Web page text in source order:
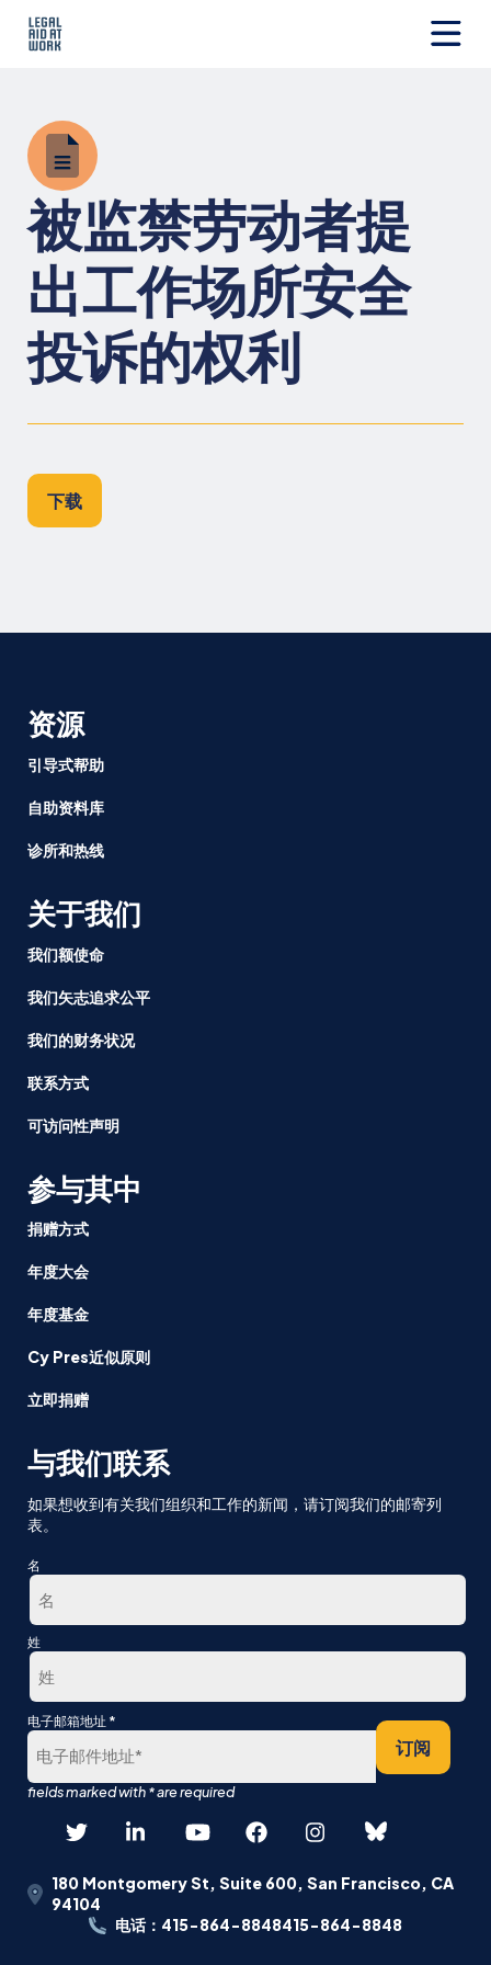
Work
被监禁劳动者提
出工作场所安全
投诉的权利
下载
资源
引导式帮助
自助资料库
诊所和热线
关于我们
我们额使命
我们矢志追求公平
我们的财务状况
联系方式
可访问性声明
参与其中
捐赠方式
年度大会
年度基金
Cy Pres近似原则
立即捐赠
与我们联系
如果想收到有关我们组织和工作的新闻，请订阅我们的邮寄列
表。
名
第
姓
最
后
电子邮箱地址 *
订阅
180 Montgomery St, Suite 600, San Francisco, CA
94104
电话：415-864-8848415-864-8848